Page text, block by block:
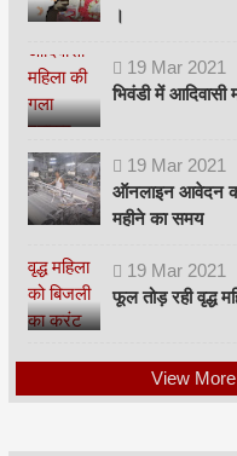
।
19 Mar 2021
भिवंडी में आदिवासी
19 Mar 2021
ऑनलाइन आवेदन
महीने का समय
19 Mar 2021
फूल तोड़ रही वृद्ध
View